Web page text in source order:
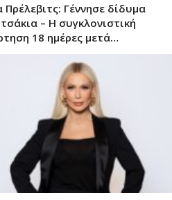
Πρέλεβιτς: Γέννησε δίδυμα
– Η συγκλονιστική
18 ημέρες μετά…